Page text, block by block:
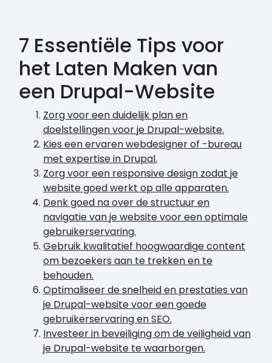
7 Essentiële Tips voor
het Laten Maken van
een Drupal-Website
Zorg voor een duidelijk plan en
doelstellingen voor je Drupal-website.
Kies een ervaren webdesigner of -bureau
met expertise in Drupal.
Zorg voor een responsive design zodat je
website goed werkt op alle apparaten.
Denk goed na over de structuur en
navigatie van je website voor een optimale
gebruikerservaring.
Gebruik kwalitatief hoogwaardige content
om bezoekers aan te trekken en te
behouden.
Optimaliseer de snelheid en prestaties van
je Drupal-website voor een goede
gebruikerservaring en SEO.
Investeer in beveiliging om de veiligheid van
je Drupal-website te waarborgen.